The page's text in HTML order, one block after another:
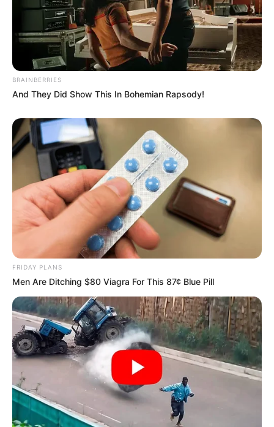
BRAINBERRIES
And They Did Show This In Bohemian Rapsody!
FRIDAY PLANS
Men Are Ditching $80 Viagra For This 87¢ Blue Pill